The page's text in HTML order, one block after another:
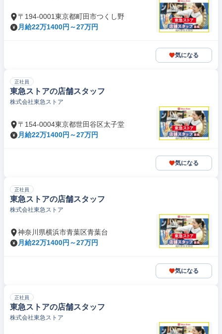
〒194-0001東京都町田市つくし野
月給22万1400円～27万円
気になる
正社員
東急ストアの店舗スタッフ
株式会社東急ストア
〒154-0004東京都世田谷区太子堂
月給22万1400円～27万円
気になる
正社員
東急ストアの店舗スタッフ
株式会社東急ストア
神奈川県横浜市青葉区青葉台
月給22万1400円～27万円
気になる
正社員
東急ストアの店舗スタッフ
株式会社東急ストア